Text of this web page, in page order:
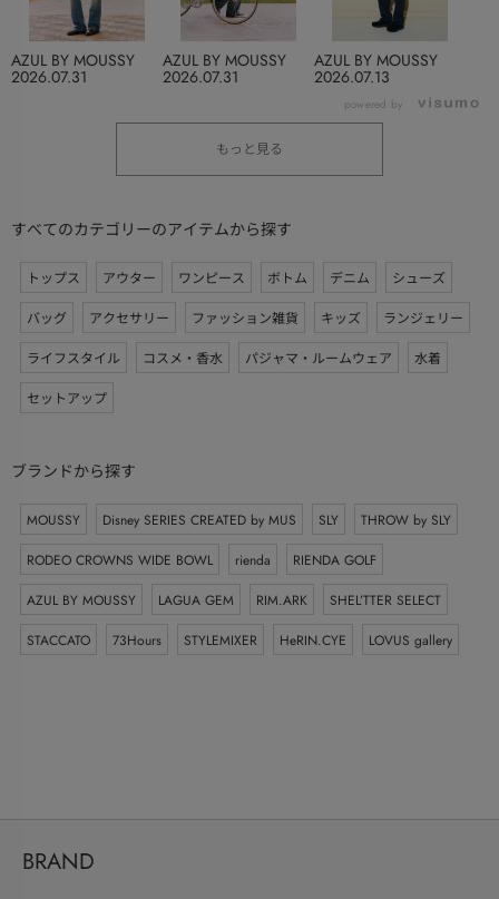
2026.07.31
AZUL BY MOUSSY
2026.07.31
AZUL BY MOUSSY
2026.07.13
AZUL BY MOUSSY
powered by
もっと見る
すべてのカテゴリーのアイテムから探す
トップス アウター ワンピース ボトム デニム
シューズ
バッグ
アクセサリー ファッション雑貨 キッズ
ランジェリー
ライフスタイル
コスメ・香水 パジャマ・ルームウェア
水着
セットアップ
ブランドから探す
MOUSSY Disney SERIES CREATED by MUS SLY
THROW by SLY
RODEO CROWNS WIDE BOWL
rienda
RIENDA GOLF
AZUL BY MOUSSY
LAGUA GEM RIM.ARK
SHEL’TTER SELECT
STACCATO
73Hours STYLEMIXER HeRIN.CYE LOVUS gallery
BRAND